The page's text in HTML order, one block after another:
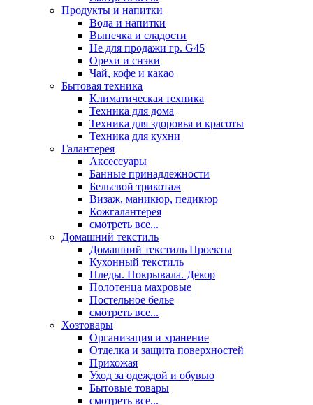
Продукты и напитки
Вода и напитки
Выпечка и сладости
Не для продажи гр. G45
Орехи и снэки
Чай, кофе и какао
Бытовая техника
Климатическая техника
Техника для дома
Техника для здоровья и красоты
Техника для кухни
Галантерея
Аксессуары
Банные принадлежности
Бельевой трикотаж
Визаж, маникюр, педикюр
Кожгалантерея
смотреть все...
Домашний текстиль
Домашний текстиль Проекты
Кухонный текстиль
Пледы. Покрывала. Декор
Полотенца махровые
Постельное белье
смотреть все...
Хозтовары
Организация и хранение
Отделка и защита поверхностей
Прихожая
Уход за одеждой и обувью
Бытовые товары
смотреть все...